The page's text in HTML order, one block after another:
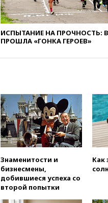
16:00
АФК
шести до
15:45
снятии
складе с
15:15
рейсы в
14:52
ИСПЫТАНИЕ НА ПРОЧНОСТЬ:
ПРОШЛА «ГОНКА ГЕРОЕВ»
Знаменитости и
бизнесмены,
добившиеся успеха со
второй попытки
Как